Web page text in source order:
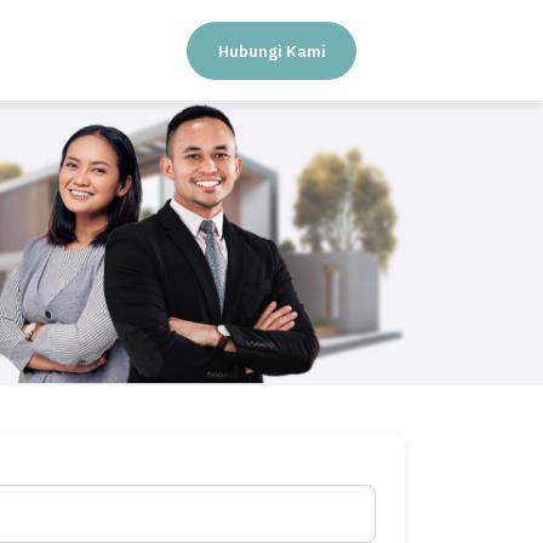
Hubungi Kami